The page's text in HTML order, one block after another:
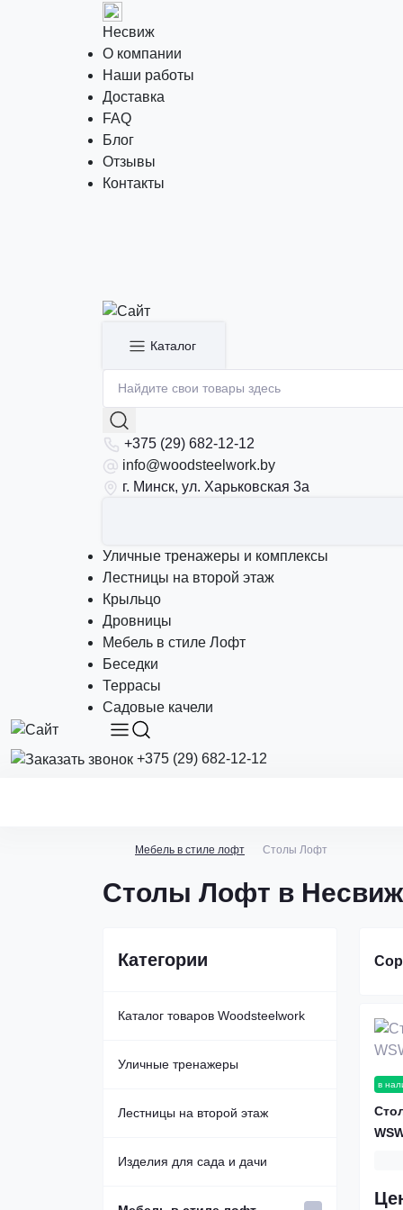
Несвиж
О компании
Наши работы
Доставка
FAQ
Блог
Отзывы
Контакты
Каталог
+375 (29) 682-12-12
info@woodsteelwork.by
г. Минск, ул. Харьковская 3а
Уличные тренажеры и комплексы
Лестницы на второй этаж
Крыльцо
Дровницы
Мебель в стиле Лофт
Беседки
Террасы
Садовые качели
+375 (29) 682-12-12
Мебель в стиле лофт Столы Лофт
Столы Лофт в
Категории
Каталог товаров Woodsteelwork
Уличные тренажеры
Уличные спортивные комплексы
Уличные брусья
Лестницы на второй этаж
Каркас лестницы из металла
Изделия для сада и дачи
в